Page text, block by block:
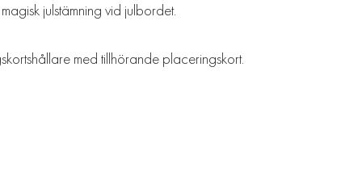
julstämning vid julbordet.
med tillhörande placeringskort.